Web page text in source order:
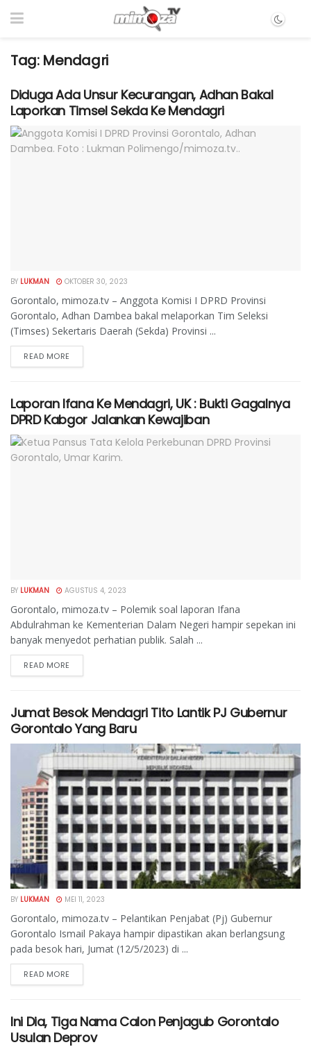
Tag: Mendagri
Diduga Ada Unsur Kecurangan, Adhan Bakal
Laporkan Timsel Sekda Ke Mendagri
BY LUKMAN OKTOBER 30, 2023
Gorontalo, mimoza.tv – Anggota Komisi I DPRD Provinsi
Gorontalo, Adhan Dambea bakal melaporkan Tim Seleksi
(Timses) Sekertaris Daerah (Sekda) Provinsi ...
READ MORE
Laporan Ifana Ke Mendagri, UK : Bukti Gagalnya
DPRD Kabgor Jalankan Kewajiban
BY LUKMAN AGUSTUS 4, 2023
Gorontalo, mimoza.tv – Polemik soal laporan Ifana
Abdulrahman ke Kementerian Dalam Negeri hampir sepekan ini
banyak menyedot perhatian publik. Salah ...
READ MORE
Jumat Besok Mendagri Tito Lantik PJ Gubernur
Gorontalo Yang Baru
BY LUKMAN MEI 11, 2023
Gorontalo, mimoza.tv – Pelantikan Penjabat (Pj) Gubernur
Gorontalo Ismail Pakaya hampir dipastikan akan berlangsung
pada besok hari, Jumat (12/5/2023) di ...
READ MORE
Ini Dia, Tiga Nama Calon Penjagub Gorontalo
Usulan Deprov